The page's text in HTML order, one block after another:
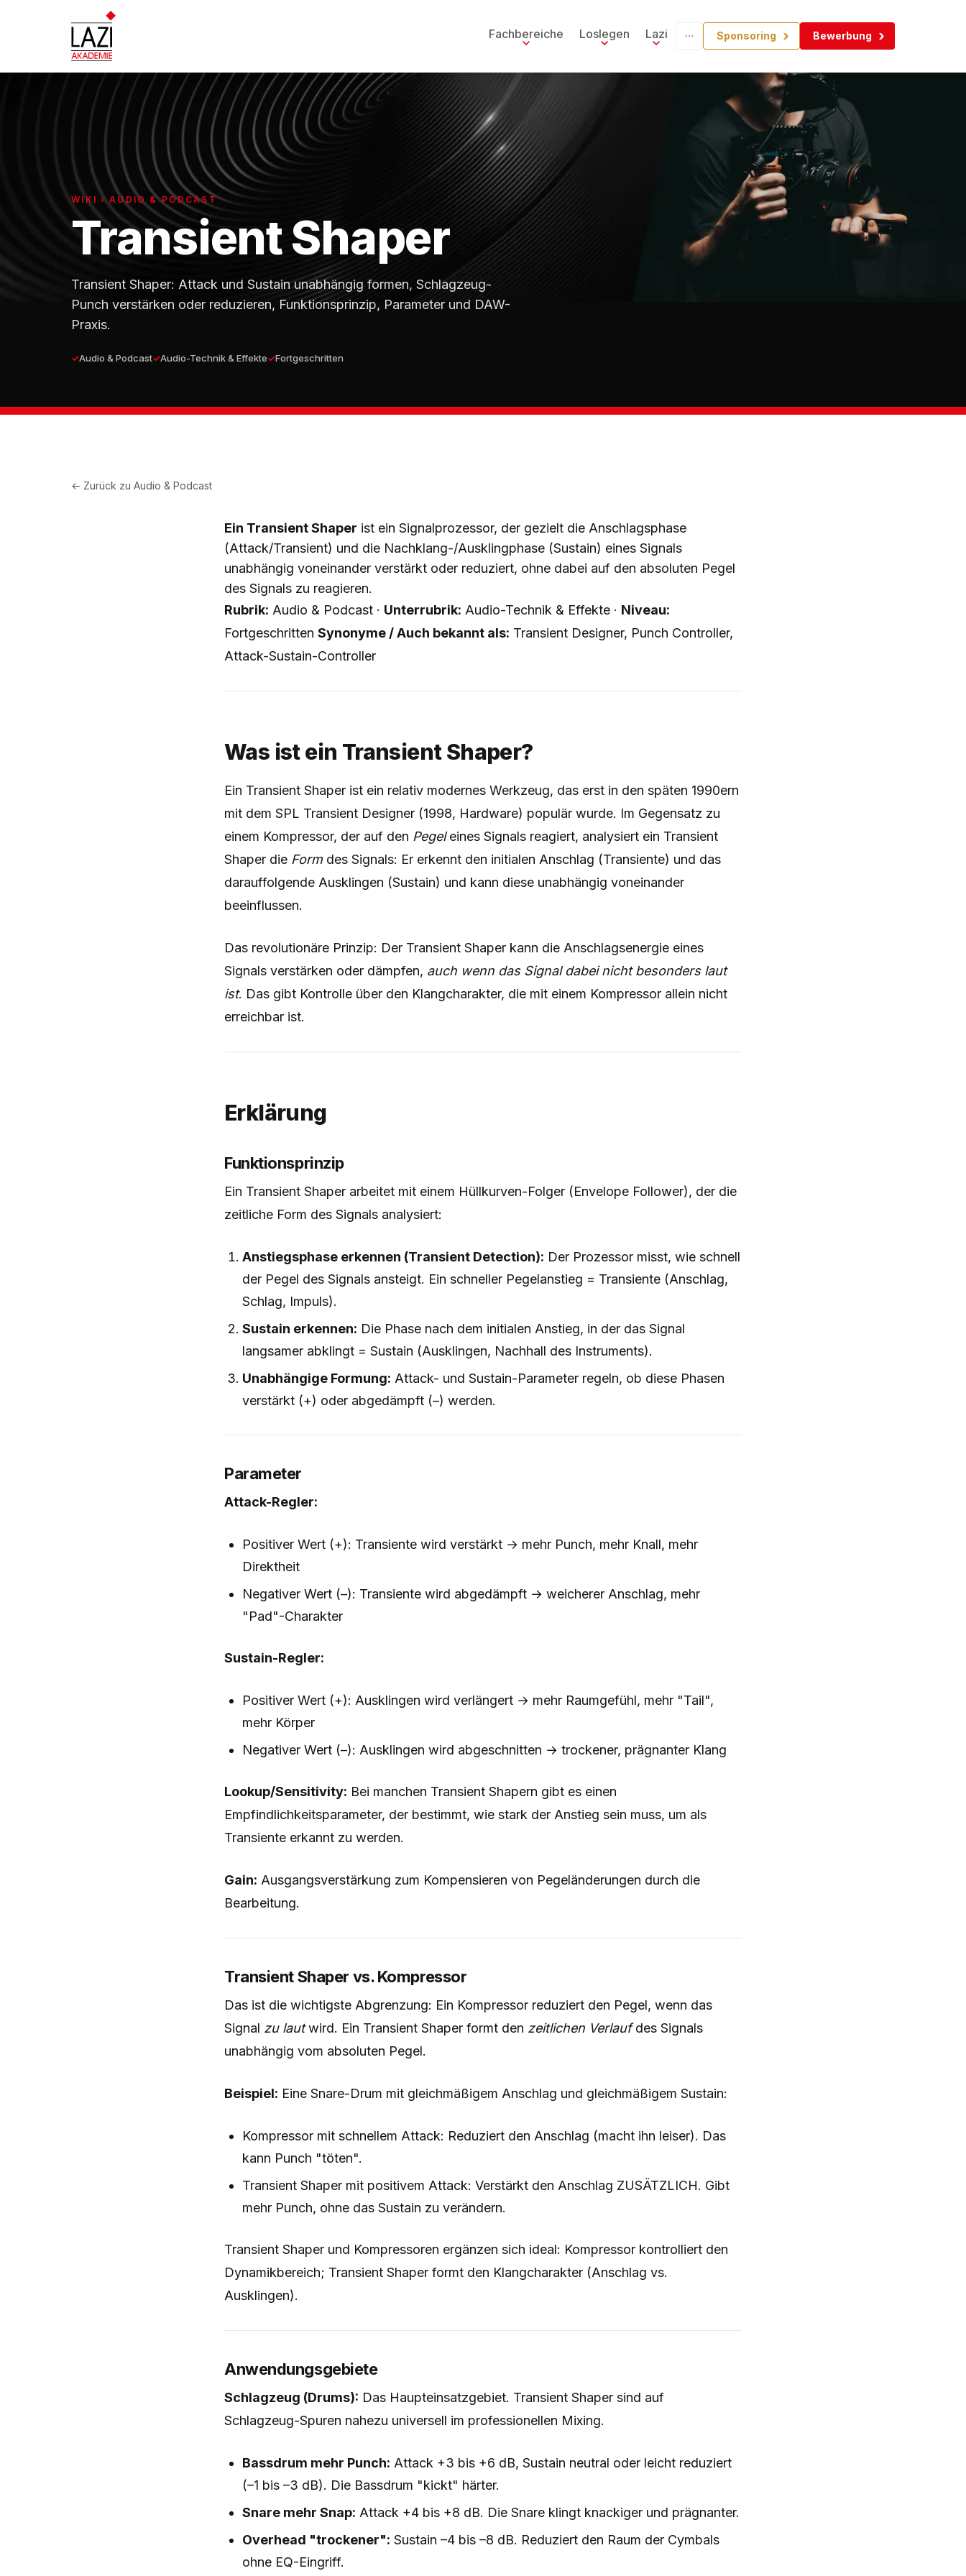
Fachbereiche Loslegen Lazi Sponsoring Bewerbung
WIKI › AUDIO & PODCAST
Transient Shaper
Transient Shaper: Attack und Sustain unabhängig formen, Schlagzeug-
Punch verstärken oder reduzieren, Funktionsprinzip, Parameter und DAW-
Praxis.
Audio & Podcast Audio-Technik & Effekte Fortgeschritten
← Zurück zuAudio & Podcast
Ein Transient Shaper ist ein Signalprozessor, der gezielt die Anschlagsphase
(Attack/Transient) und die Nachklang-/Ausklingphase (Sustain) eines Signals
unabhängig voneinander verstärkt oder reduziert, ohne dabei auf den absoluten Pegel
des Signals zu reagieren.
Rubrik: Audio & Podcast · Unterrubrik: Audio-Technik & Effekte · Niveau:
Fortgeschritten Synonyme / Auch bekannt als: Transient Designer, Punch Controller,
Attack-Sustain-Controller
Was ist ein Transient Shaper?
Ein Transient Shaper ist ein relativ modernes Werkzeug, das erst in den späten 1990ern
mit dem SPL Transient Designer (1998, Hardware) populär wurde. Im Gegensatz zu
einem Kompressor, der auf den Pegeleines Signals reagiert, analysiert ein Transient
Shaper die Formdes Signals: Er erkennt den initialen Anschlag (Transiente) und das
darauffolgende Ausklingen (Sustain) und kann diese unabhängig voneinander
beeinflussen.
Das revolutionäre Prinzip: Der Transient Shaper kann die Anschlagsenergie eines
Signals verstärken oder dämpfen, auch wenn das Signal dabei nicht besonders laut
ist. Das gibt Kontrolle über den Klangcharakter, die mit einem Kompressor allein nicht
erreichbar ist.
Erklärung
Funktionsprinzip
Ein Transient Shaper arbeitet mit einem Hüllkurven-Folger (Envelope Follower), der die
zeitliche Form des Signals analysiert:
Anstiegsphase erkennen (Transient Detection): Der Prozessor misst, wie schnell
der Pegel des Signals ansteigt. Ein schneller Pegelanstieg = Transiente (Anschlag,
Schlag, Impuls).
Sustain erkennen: Die Phase nach dem initialen Anstieg, in der das Signal
langsamer abklingt = Sustain (Ausklingen, Nachhall des Instruments).
Unabhängige Formung: Attack- und Sustain-Parameter regeln, ob diese Phasen
verstärkt (+) oder abgedämpft (–) werden.
Parameter
Attack-Regler:
Positiver Wert (+): Transiente wird verstärkt → mehr Punch, mehr Knall, mehr
Direktheit
Negativer Wert (–): Transiente wird abgedämpft → weicherer Anschlag, mehr
"Pad"-Charakter
Sustain-Regler:
Positiver Wert (+): Ausklingen wird verlängert → mehr Raumgefühl, mehr "Tail",
mehr Körper
Negativer Wert (–): Ausklingen wird abgeschnitten → trockener, prägnanter Klang
Lookup/Sensitivity: Bei manchen Transient Shapern gibt es einen
Empfindlichkeitsparameter, der bestimmt, wie stark der Anstieg sein muss, um als
Transiente erkannt zu werden.
Gain: Ausgangsverstärkung zum Kompensieren von Pegeländerungen durch die
Bearbeitung.
Transient Shaper vs. Kompressor
Das ist die wichtigste Abgrenzung: Ein Kompressor reduziert den Pegel, wenn das
Signal zu lautwird. Ein Transient Shaper formt den zeitlichen Verlaufdes Signals
unabhängig vom absoluten Pegel.
Beispiel: Eine Snare-Drum mit gleichmäßigem Anschlag und gleichmäßigem Sustain:
Kompressor mit schnellem Attack: Reduziert den Anschlag (macht ihn leiser). Das
kann Punch "töten".
Transient Shaper mit positivem Attack: Verstärkt den Anschlag ZUSÄTZLICH. Gibt
mehr Punch, ohne das Sustain zu verändern.
Transient Shaper und Kompressoren ergänzen sich ideal: Kompressor kontrolliert den
Dynamikbereich; Transient Shaper formt den Klangcharakter (Anschlag vs.
Ausklingen).
Anwendungsgebiete
Schlagzeug (Drums): Das Haupteinsatzgebiet. Transient Shaper sind auf
Schlagzeug-Spuren nahezu universell im professionellen Mixing.
Bassdrum mehr Punch: Attack +3 bis +6 dB, Sustain neutral oder leicht reduziert
(–1 bis –3 dB). Die Bassdrum "kickt" härter.
Snare mehr Snap: Attack +4 bis +8 dB. Die Snare klingt knackiger und prägnanter.
Overhead "trockener": Sustain –4 bis –8 dB. Reduziert den Raum der Cymbals
ohne EQ-Eingriff.